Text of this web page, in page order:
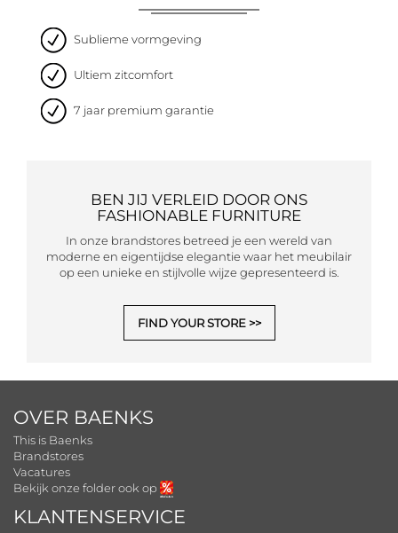
Sublieme vormgeving
Ultiem zitcomfort
7 jaar premium garantie
BEN JIJ VERLEID DOOR ONS
FASHIONABLE FURNITURE
In onze brandstores betreed je een wereld van
moderne en eigentijdse elegantie waar het meubilair
op een unieke en stijlvolle wijze gepresenteerd is.
FIND YOUR STORE
OVER BAENKS
This is Baenks
Brandstores
Vacatures
Bekijk onze folder ook op
KLANTENSERVICE